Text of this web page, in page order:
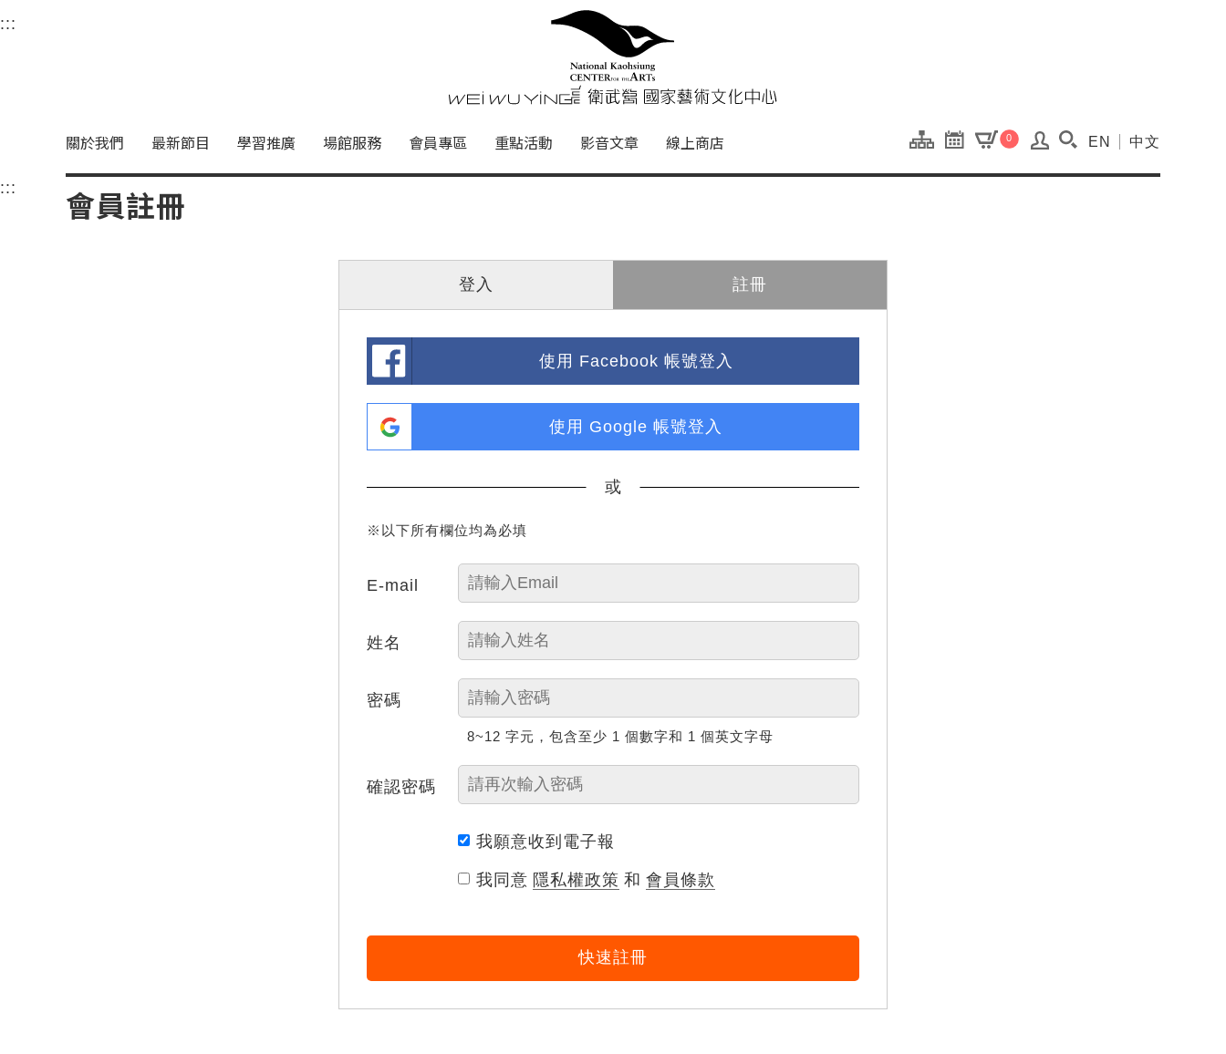
衛武營國家藝術文化中心
中央內容區塊，為本頁主要內容區。
::: 衛武營國家藝術文化中心 National
關於我們 最新節目 學習推廣 場館服務 會員專區 重點活動 影音文章 線上商店 0 搜尋(開啟搜尋視窗)
EN 中文
::: 中央內容區塊，為本頁主要內容區。
會員註冊
登入 註冊
使用 Facebook 帳號登入
使用 Google 帳號登入
或
※以下所有欄位均為必填
E-mail
姓名
密碼
8~12 字元，包含至少 1 個數字和 1 個英文字母
確認密碼
我願意收到電子報
我同意 隱私權政策 和 會員條款
快速註冊